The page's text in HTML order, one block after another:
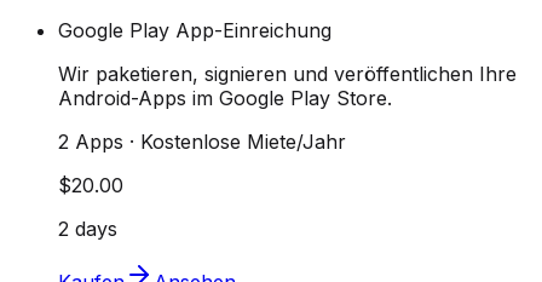
Google Play App-Einreichung
Wir paketieren, signieren und veröffentlichen Ihre
Android-Apps im Google Play Store.
2 Apps · Kostenlose Miete/Jahr
$20.00
2 days